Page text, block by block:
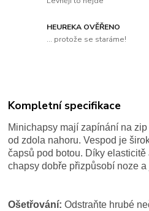
HEUREKA OVĚŘENO
... protože se staráme!
Kompletní specifikace
Minichapsy mají zapínání na
od zdola nahoru.Vespod je
čapsů pod botou. Díky elasticitě
chapsy dobře přizpůsobí noze
Ošetřování: Odstraňte hrubé